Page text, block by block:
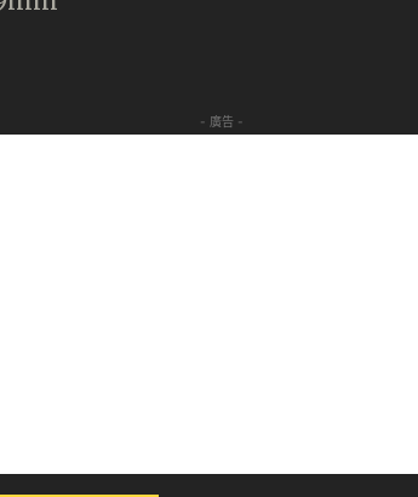
- 廣告 -